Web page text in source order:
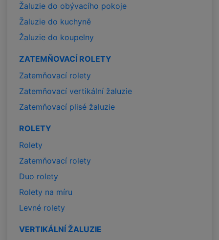
Žaluzie do obývacího pokoje
Žaluzie do kuchyně
Žaluzie do koupelny
ZATEMŇOVACÍ ROLETY
Zatemňovací rolety
Zatemňovací vertikální žaluzie
Zatemňovací plisé žaluzie
ROLETY
Rolety
Zatemňovací rolety
Duo rolety
Rolety na míru
Levné rolety
VERTIKÁLNÍ ŽALUZIE